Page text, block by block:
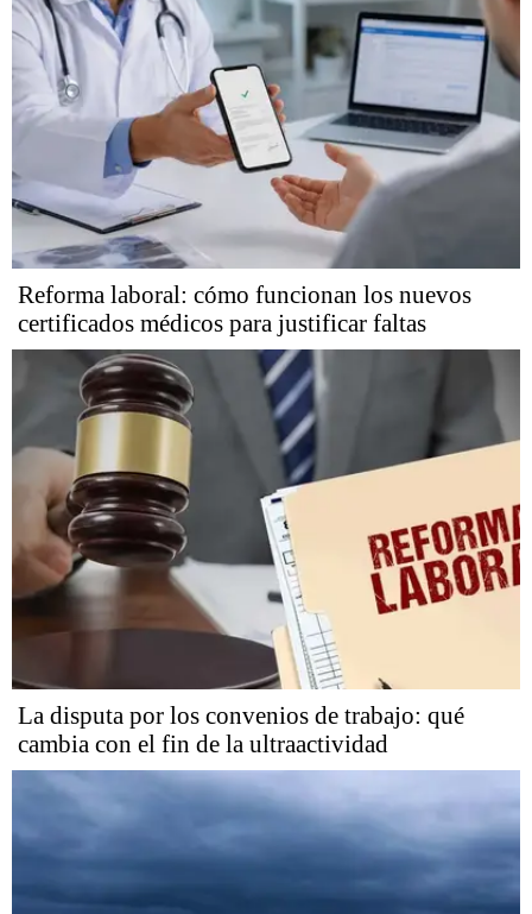
Reforma laboral: cómo funcionan los nuevos
certificados médicos para justificar faltas
La disputa por los convenios de trabajo: qué
cambia con el fin de la ultraactividad